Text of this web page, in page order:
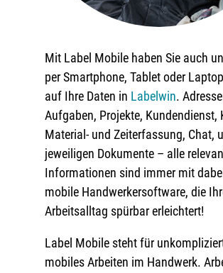
Mit Label Mobile haben Sie auch
per Smartphone, Tablet oder
auf Ihre Daten in Labelwin.
Aufgaben, Projekte, Kundendienst,
Material- und Zeiterfassung, Chat,
jeweiligen Dokumente – alle
Informationen sind immer mit
mobile Handwerkersoftware, die
Arbeitsalltag spürbar erleichtert!
Label Mobile steht für
mobiles Arbeiten im Handwerk.